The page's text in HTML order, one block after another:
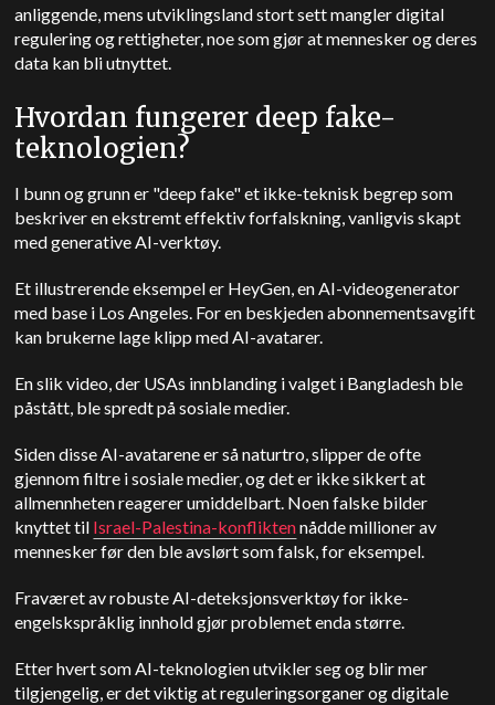
anliggende, mens utviklingsland stort sett mangler digital
regulering og rettigheter, noe som gjør at mennesker og deres
data kan bli utnyttet.
Hvordan fungerer deep fake-
teknologien?
I bunn og grunn er "deep fake" et ikke-teknisk begrep som
beskriver en ekstremt effektiv forfalskning, vanligvis skapt
med generative AI-verktøy.
Et illustrerende eksempel er HeyGen, en AI-videogenerator
med base i Los Angeles. For en beskjeden abonnementsavgift
kan brukerne lage klipp med AI-avatarer.
En slik video, der USAs innblanding i valget i Bangladesh ble
påstått, ble spredt på sosiale medier.
Siden disse AI-avatarene er så naturtro, slipper de ofte
gjennom filtre i sosiale medier, og det er ikke sikkert at
allmennheten reagerer umiddelbart. Noen falske bilder
knyttet til Israel-Palestina-konfliktennådde millioner av
mennesker før den ble avslørt som falsk, for eksempel.
Fraværet av robuste AI-deteksjonsverktøy for ikke-
engelskspråklig innhold gjør problemet enda større.
Etter hvert som AI-teknologien utvikler seg og blir mer
tilgjengelig, er det viktig at reguleringsorganer og digitale